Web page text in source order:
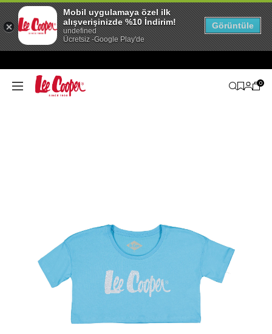
0
Mobil uygulamaya özel ilk
alışverişinizde %10 İndirim!
undefined
Ücretsiz -Google Play'de
Görüntüle